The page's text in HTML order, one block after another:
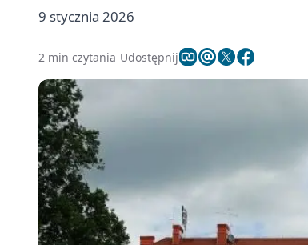
9 stycznia 2026
2 min czytania Udostępnij